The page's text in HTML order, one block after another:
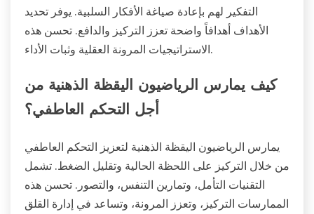
التفكير لهم بإعادة صياغة الأفكار السلبية. يوفر تحديد
الأهداف أهدافاً واضحة تعزز التركيز والدافع. تحسن هذه
الاستراتيجيات المرونة العقلية وثبات الأداء.
كيف يمارس الرياضيون اليقظة الذهنية من
أجل التحكم العاطفي؟
يمارس الرياضيون اليقظة الذهنية لتعزيز التحكم العاطفي
من خلال التركيز على اللحظة الحالية وتقليل الضغط. تشمل
التقنيات التأمل، وتمارين التنفس، والتصور. تحسن هذه
الممارسات التركيز، وتعزز المرونة، وتساعد في إدارة القلق